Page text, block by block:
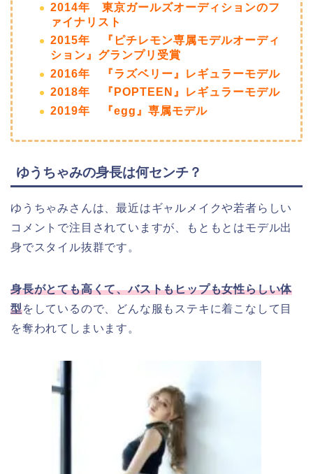
2014年 東京ガールズオーディションのフ
ァイナリスト
2015年 『ピチレモン専属モデルオーディ
ション』グランプリ受賞
2016年 『ラズベリー』レギュラーモデル
2018年 『POPTEEN』レギュラーモデル
2019年 『egg』専属モデル
ゆうちゃみの身長は何センチ？
ゆうちゃみさんは、最近はギャルメイクや若者らしい
コメントで注目されていますが、もともとはモデル出
身でスタイル抜群です。
身長がとても高くて、バストもヒップも女性らしい体
型をしているので、どんな服もステキに着こなして目
を奪われてしまいます。